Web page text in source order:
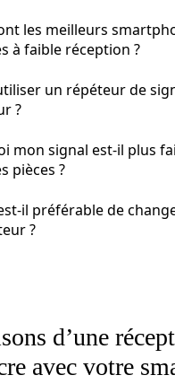
les meilleurs
à faible réception ?
un répéteur de
?
mon signal est-il plus
pièces ?
il préférable de
?
d’une
avec votre